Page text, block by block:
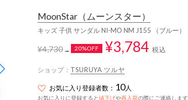
MoonStar （ムーンスター）
キッズ 子供 サンダル NI-MO NM J155 （ブルー）
¥4,730→ 20%OFF ¥3,784 税込
ショップ： TSURUYA ツルヤ
お気に入り登録者数： 10人
お気に入りに登録すると値下げや再入荷の際にご連絡します